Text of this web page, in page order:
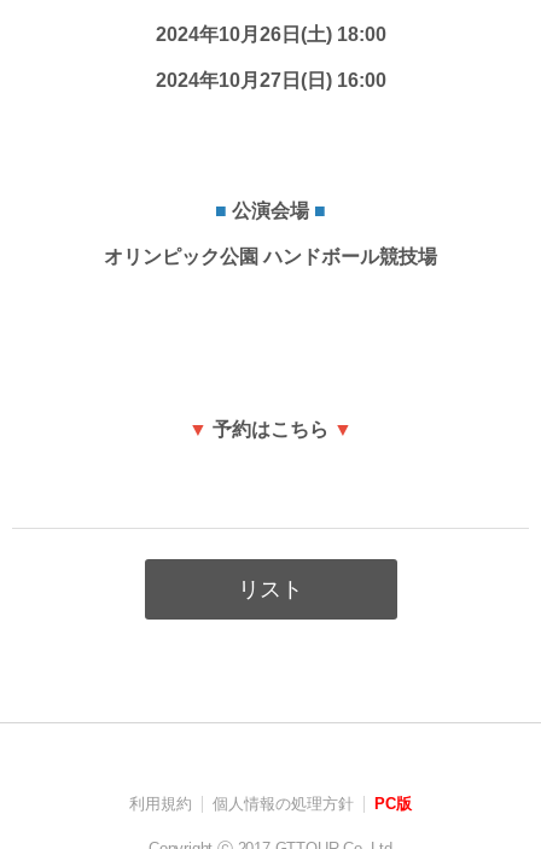
2024年10月26日(土) 18:00
2024年10月27日(日) 16:00
■ 公演会場 ■
オリンピック公園 ハンドボール競技場
▼ 予約はこちら ▼
リスト
利用規約 個人情報の処理方針 PC版